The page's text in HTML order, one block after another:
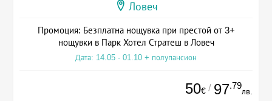
Ловеч
Промоция: Безплатна нощувка при престой от 3+
нощувки в Парк Хотел Стратеш в Ловеч
Дата: 14.05 - 01.10 + полупансион
50€ / 97.79
лв.